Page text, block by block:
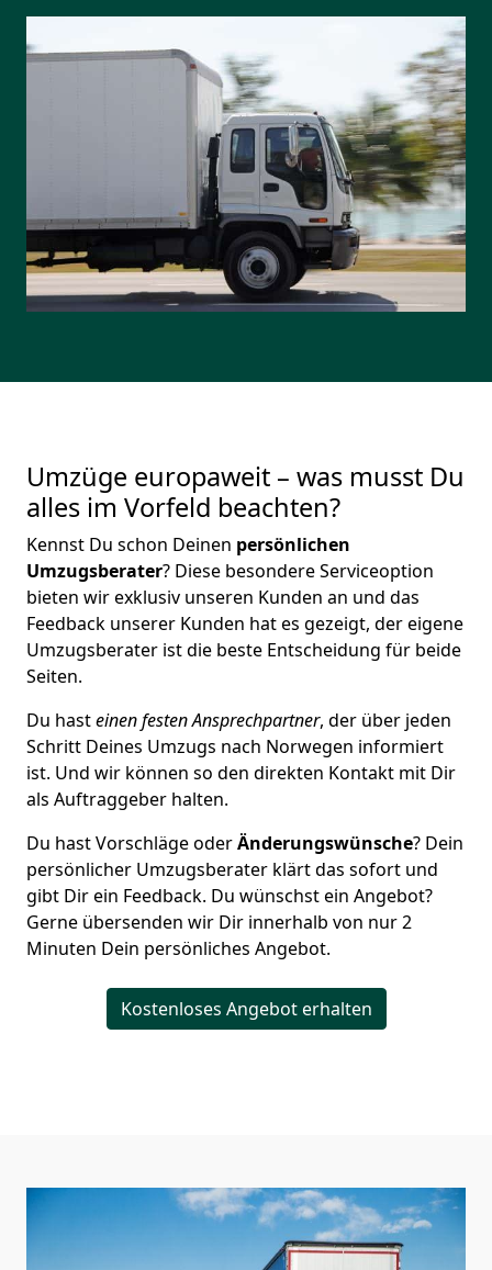
Umzüge europaweit – was musst Du
alles im Vorfeld beachten?
Kennst Du schon Deinen persönlichen
Umzugsberater? Diese besondere Serviceoption
bieten wir exklusiv unseren Kunden an und das
Feedback unserer Kunden hat es gezeigt, der eigene
Umzugsberater ist die beste Entscheidung für beide
Seiten.
Du hasteinen festen Ansprechpartner, der über jeden
Schritt Deines Umzugs nach Norwegen informiert
ist. Und wir können so den direkten Kontakt mit Dir
als Auftraggeber halten.
Du hast Vorschläge oderÄnderungswünsche? Dein
persönlicher Umzugsberater klärt das sofort und
gibt Dir ein Feedback. Du wünschst ein Angebot?
Gerne übersenden wir Dir innerhalb von nur2
Minuten Dein persönliches Angebot.
Kostenloses Angebot erhalten